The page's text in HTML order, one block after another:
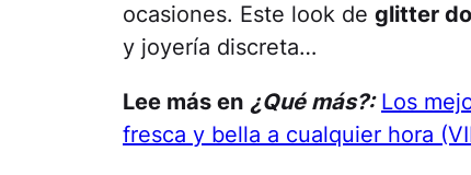
ocasiones. Este look de glitter
y joyería discreta…
Lee más en ¿Qué más?: Los
fresca y bella a cualquier hora